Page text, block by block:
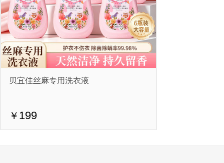
贝宜佳丝麻专用洗衣液
￥ 199